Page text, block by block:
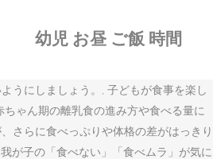
幼児 お昼 ご飯 時間
うにしましょう。, 子どもが食事を楽し
ゃん期の離乳食の進み方や食べる量に
さらに食べっぷりや体格の差がはっきり
が子の「食べない」「食べムラ」が気に